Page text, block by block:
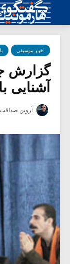
اخبار موسیقی
گزارش
آشنایی
آروین